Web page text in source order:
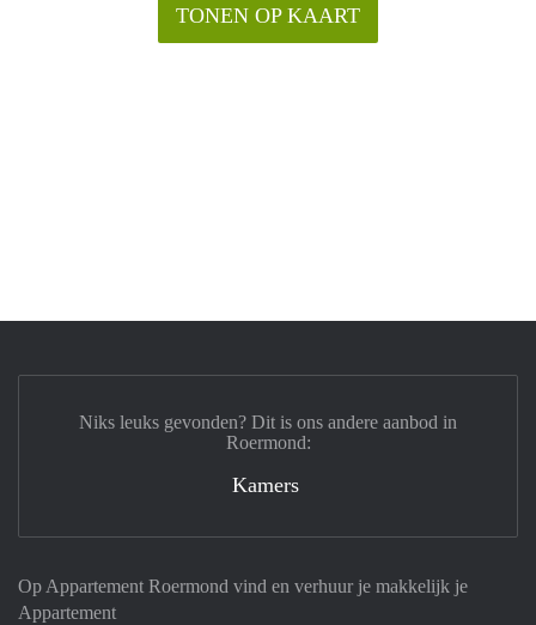
TONEN OP KAART
Op Appartement Roermond vind en verhuur je makkelijk je
Appartement
Niks leuks gevonden? Dit is ons andere aanbod in
Roermond:
Kamers